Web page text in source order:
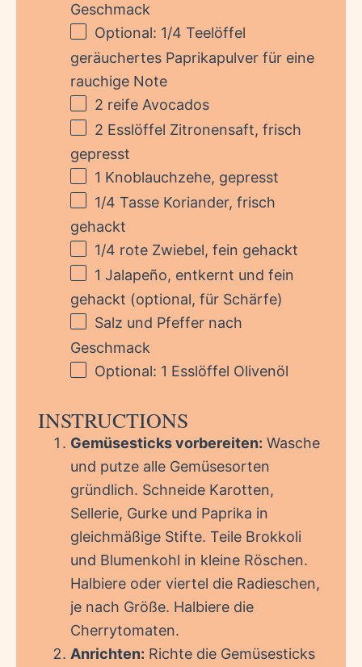
Geschmack
Optional: 1/4 Teelöffel
geräuchertes Paprikapulver für eine
rauchige Note
2 reife Avocados
2 Esslöffel Zitronensaft, frisch
gepresst
1 Knoblauchzehe, gepresst
1/4 Tasse Koriander, frisch
gehackt
1/4 rote Zwiebel, fein gehackt
1 Jalapeño, entkernt und fein
gehackt (optional, für Schärfe)
Salz und Pfeffer nach
Geschmack
Optional: 1 Esslöffel Olivenöl
INSTRUCTIONS
Gemüsesticks vorbereiten: Wasche
und putze alle Gemüsesorten
gründlich. Schneide Karotten,
Sellerie, Gurke und Paprika in
gleichmäßige Stifte. Teile Brokkoli
und Blumenkohl in kleine Röschen.
Halbiere oder viertel die Radieschen,
je nach Größe. Halbiere die
Cherrytomaten.
Anrichten: Richte die Gemüsesticks